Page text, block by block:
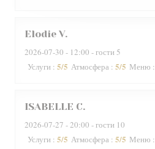
Elodie V
2026-07-30 - 12:00 - гости 5
Услуги : 5/5 Атмосфера : 5/5 Меню :
ISABELLE C
2026-07-27 - 20:00 - гости 10
Услуги : 5/5 Атмосфера : 5/5 Меню :